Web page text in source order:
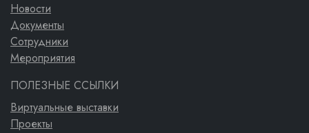
Новости
Документы
Сотрудники
Мероприятия
ПОЛЕЗНЫЕ ССЫЛКИ
Виртуальные выставки
Проекты